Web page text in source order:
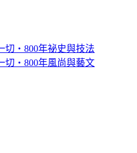
切‧800年祕史與技法
切‧800年風尚與藝文